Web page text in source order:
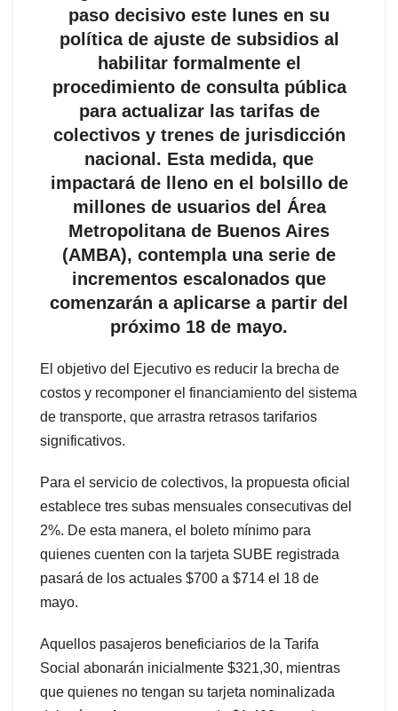
paso decisivo este lunes en su
política de ajuste de subsidios al
habilitar formalmente el
procedimiento de consulta pública
para actualizar las tarifas de
colectivos y trenes de jurisdicción
nacional. Esta medida, que
impactará de lleno en el bolsillo de
millones de usuarios del Área
Metropolitana de Buenos Aires
(AMBA), contempla una serie de
incrementos escalonados que
comenzarán a aplicarse a partir del
próximo 18 de mayo.
El objetivo del Ejecutivo es reducir la brecha de
costos y recomponer el financiamiento del sistema
de transporte, que arrastra retrasos tarifarios
significativos.
Para el servicio de colectivos, la propuesta oficial
establece tres subas mensuales consecutivas del
2%. De esta manera, el boleto mínimo para
quienes cuenten con la tarjeta SUBE registrada
pasará de los actuales $700 a $714 el 18 de
mayo.
Aquellos pasajeros beneficiarios de la Tarifa
Social abonarán inicialmente $321,30, mientras
que quienes no tengan su tarjeta nominalizada